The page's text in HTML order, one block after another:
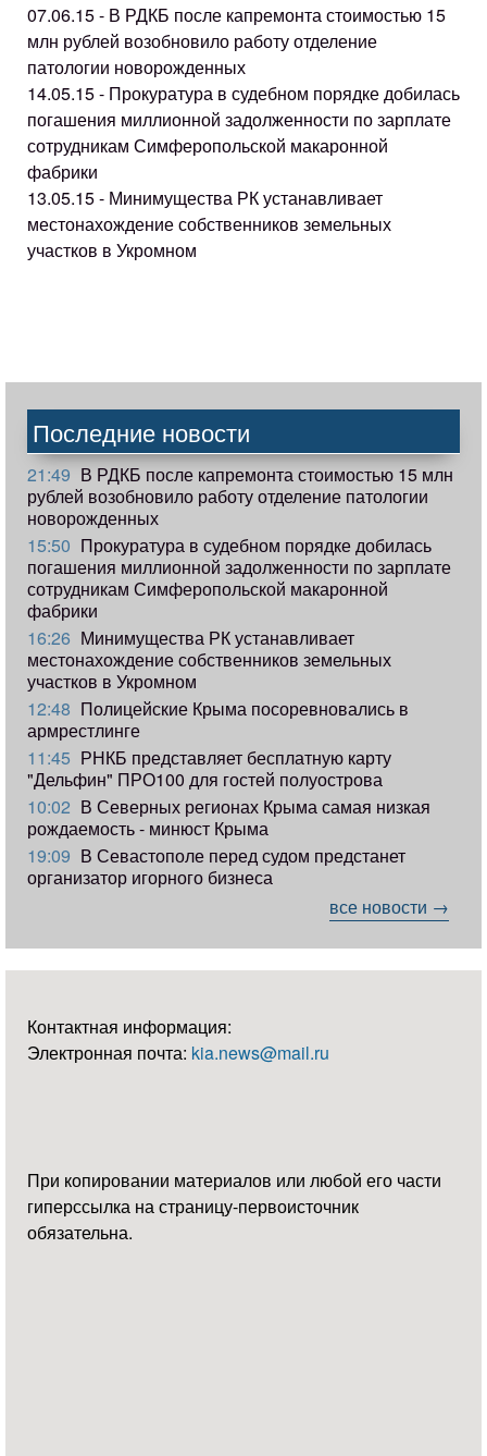
07.06.15 - В РДКБ после капремонта стоимостью 15
млн рублей возобновило работу отделение
патологии новорожденных
14.05.15 - Прокуратура в судебном порядке добилась
погашения миллионной задолженности по зарплате
сотрудникам Симферопольской макаронной
фабрики
13.05.15 - Минимущества РК устанавливает
местонахождение собственников земельных
участков в Укромном
Последние новости
21:49 В РДКБ после капремонта стоимостью 15 млн
рублей возобновило работу отделение патологии
новорожденных
15:50 Прокуратура в судебном порядке добилась
погашения миллионной задолженности по зарплате
сотрудникам Симферопольской макаронной
фабрики
16:26 Минимущества РК устанавливает
местонахождение собственников земельных
участков в Укромном
12:48 Полицейские Крыма посоревновались в
армрестлинге
11:45 РНКБ представляет бесплатную карту
"Дельфин" ПРО100 для гостей полуострова
10:02 В Северных регионах Крыма самая низкая
рождаемость - минюст Крыма
19:09 В Севастополе перед судом предстанет
организатор игорного бизнеса
все новости →
Контактная информация:
Электронная почта: kia.news@mail.ru
При копировании материалов или любой его части
гиперссылка на страницу-первоисточник
обязательна.